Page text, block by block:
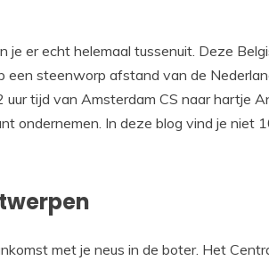
je er echt helemaal tussenuit. Deze
een steenworp afstand van de
uur tijd van Amsterdam CS naar hartje
ondernemen. In deze blog vind je niet
met je neus in de boter. Het